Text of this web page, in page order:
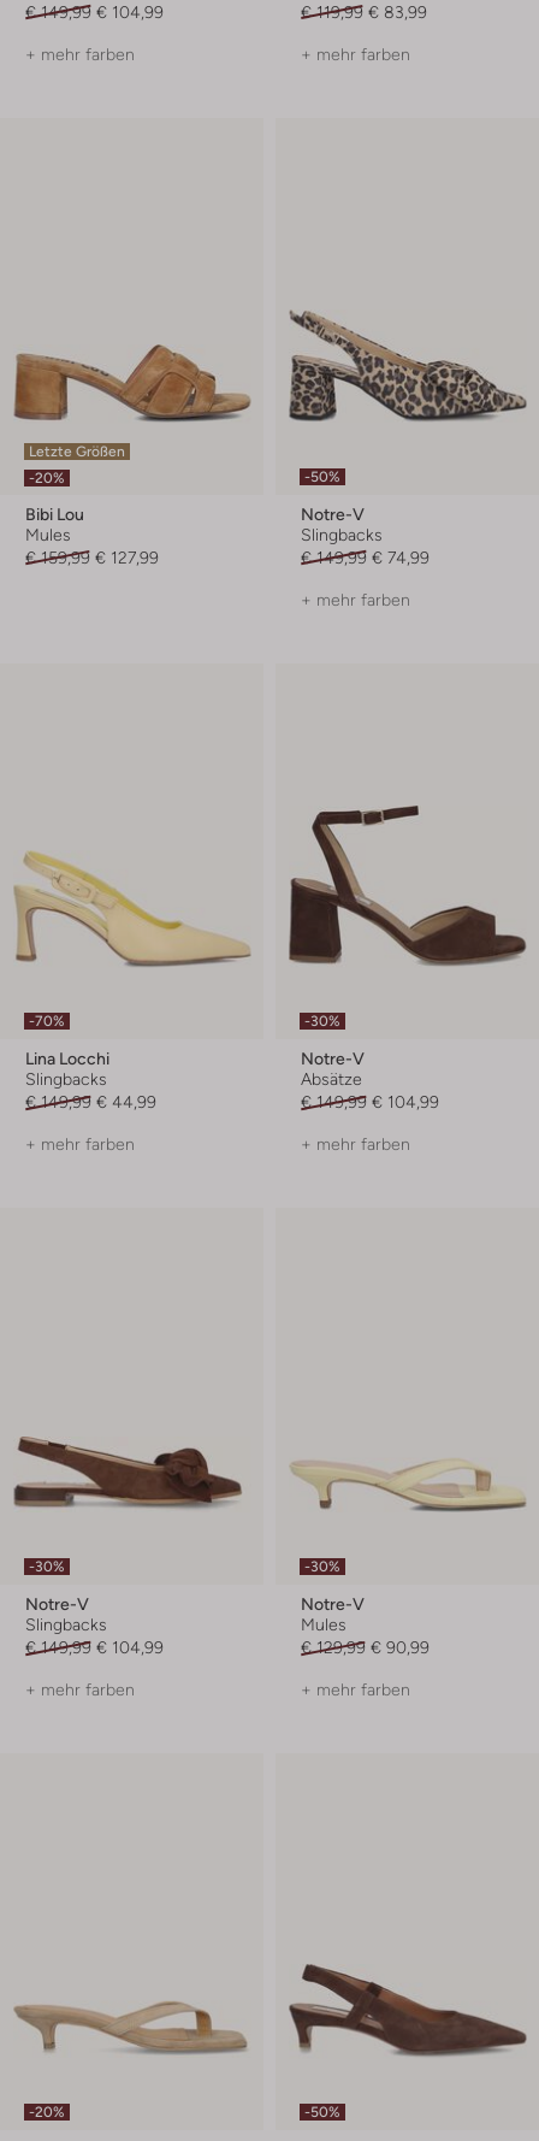
€ 149,99 € 104,99
+ mehr farben
€ 119,99 € 83,99
+ mehr farben
Letzte Größen
-20%
Bibi Lou
Mules
€ 159,99 € 127,99
-50%
Notre-V
Slingbacks
€ 149,99 € 74,99
+ mehr farben
-70%
Lina Locchi
Slingbacks
€ 149,99 € 44,99
+ mehr farben
-30%
Notre-V
Absätze
€ 149,99 € 104,99
+ mehr farben
-30%
Notre-V
Slingbacks
€ 149,99 € 104,99
+ mehr farben
-30%
Notre-V
Mules
€ 129,99 € 90,99
+ mehr farben
-20% -50%